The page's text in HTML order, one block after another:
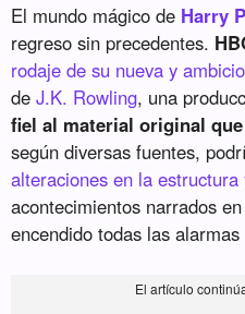
El mundo mágico de Harry
regreso sin precedentes.
rodaje de su nueva y
deJ.K. Rowling, una
fiel al material original
según diversas fuentes,
alteraciones en la
acontecimientos narrados
encendido todas las